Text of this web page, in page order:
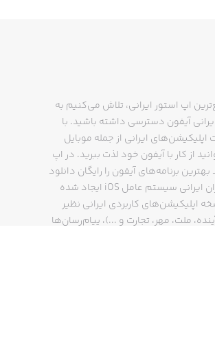
اپ استور ایرانی، تلاش می‌کنیم به
آیفون دسترسی داشته باشید. با
ایرانی از جمله موبایل
از کار با آیفون خود لذت ببرید. در اپ
برنامه‌های آیفون را رایگان دانلود
کنید و از مشکلاتی که برای کاربران ایرانی سیستم عامل iOS ایجاد شده
اپلیکیشن‌های کاربردی ایرانی نظیر
ملت، مهر، تجارت و ...)، پیام‌رسان‌ها